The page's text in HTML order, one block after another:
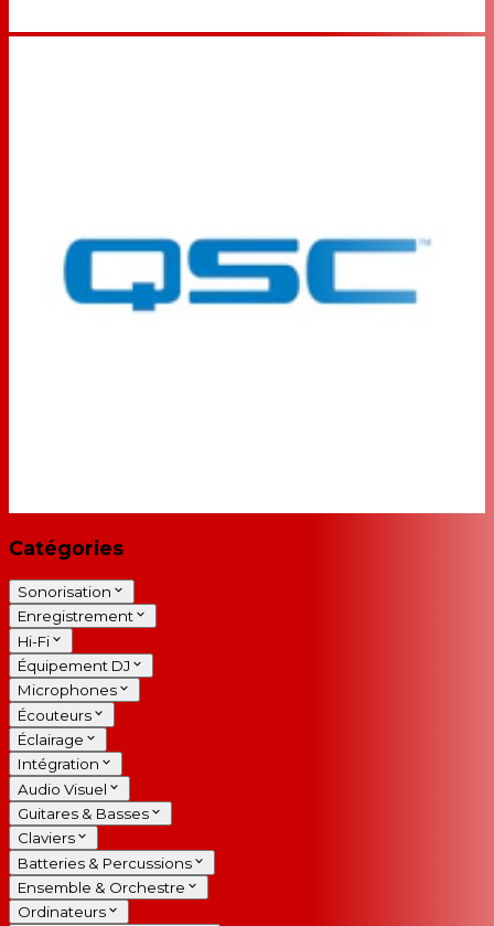
Catégories
Sonorisation
Enregistrement
Hi-Fi
Équipement DJ
Microphones
Écouteurs
Éclairage
Intégration
Audio Visuel
Guitares & Basses
Claviers
Batteries & Percussions
Ensemble & Orchestre
Ordinateurs